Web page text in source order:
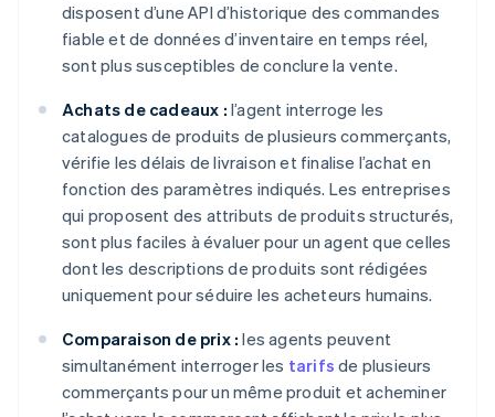
disposent d’une API d’historique des commandes
fiable et de données d’inventaire en temps réel,
sont plus susceptibles de conclure la vente.
Achats de cadeaux : l’agent interroge les
catalogues de produits de plusieurs commerçants,
vérifie les délais de livraison et finalise l’achat en
fonction des paramètres indiqués. Les entreprises
qui proposent des attributs de produits structurés,
sont plus faciles à évaluer pour un agent que celles
dont les descriptions de produits sont rédigées
uniquement pour séduire les acheteurs humains.
Comparaison de prix : les agents peuvent
simultanément interroger les tarifs de plusieurs
commerçants pour un même produit et acheminer